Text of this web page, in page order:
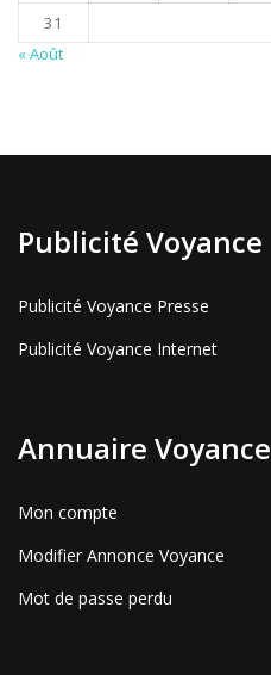
31
« Août
Publicité Voyance
Publicité Voyance Presse
Publicité Voyance Internet
Annuaire Voyance
Mon compte
Modifier Annonce Voyance
Mot de passe perdu